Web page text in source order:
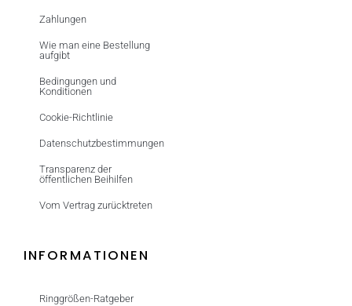
Zahlungen
Wie man eine Bestellung
aufgibt
Bedingungen und
Konditionen
Cookie-Richtlinie
Datenschutzbestimmungen
Transparenz der
öffentlichen Beihilfen
Vom Vertrag zurücktreten
INFORMATIONEN
Ringgrößen-Ratgeber